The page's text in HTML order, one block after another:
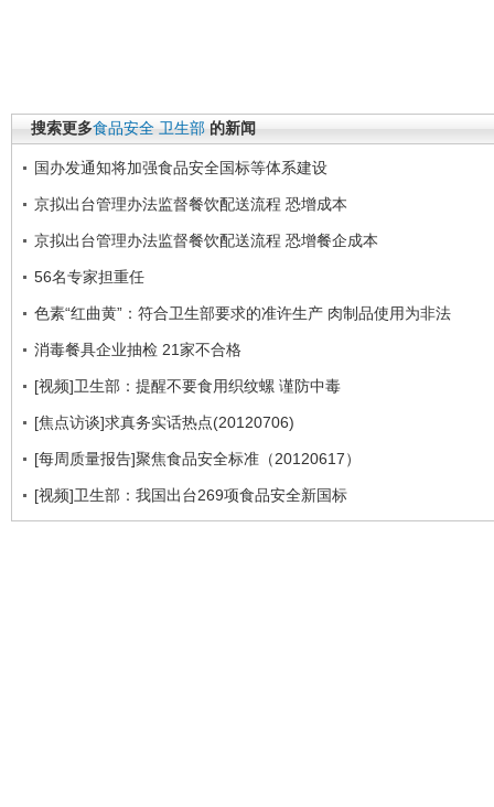
搜索更多食品安全 卫生部 的新闻
国办发通知将加强食品安全国标等体系建设
京拟出台管理办法监督餐饮配送流程 恐增成本
京拟出台管理办法监督餐饮配送流程 恐增餐企成本
56名专家担重任
色素“红曲黄”：符合卫生部要求的准许生产 肉制品使用为非法
消毒餐具企业抽检 21家不合格
[视频]卫生部：提醒不要食用织纹螺 谨防中毒
[焦点访谈]求真务实话热点(20120706)
[每周质量报告]聚焦食品安全标准（20120617）
[视频]卫生部：我国出台269项食品安全新国标